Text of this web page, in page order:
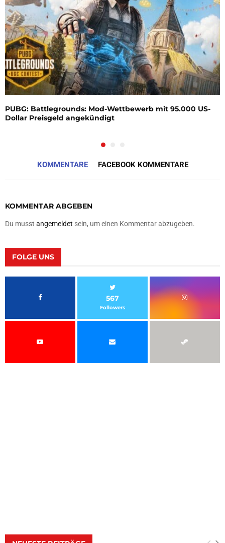
PUBG: Battlegrounds: Mod-Wettbewerb mit 95.000 US-
Dollar Preisgeld angekündigt
KOMMENTARE FACEBOOK KOMMENTARE
KOMMENTAR ABGEBEN
Du musst angemeldet sein, um einen Kommentar abzugeben.
FOLGE UNS
567
Followers